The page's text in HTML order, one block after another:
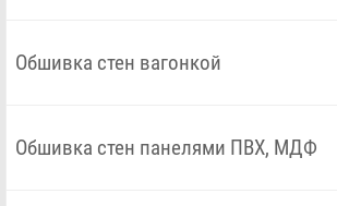
Обшивка стен вагонкой
Обшивка стен панелями ПВХ, МДФ